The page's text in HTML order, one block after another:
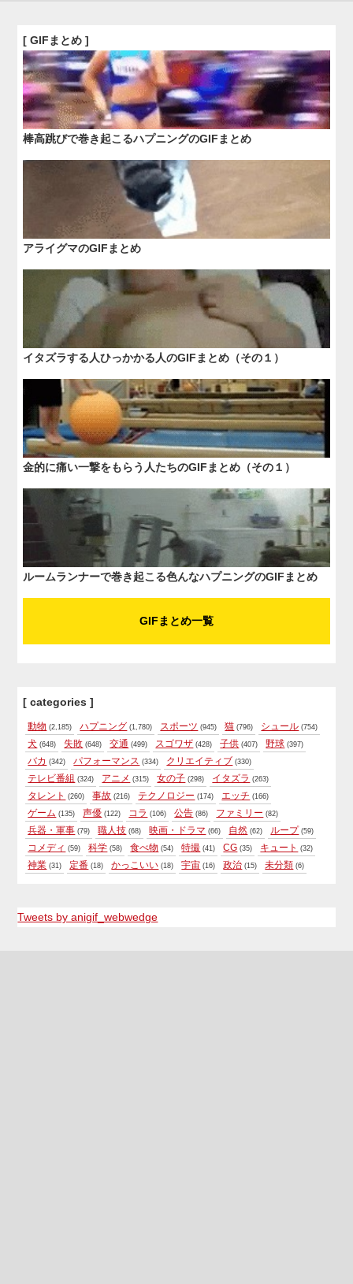
[ GIFまとめ ]
棒高跳びで巻き起こるハプニングのGIFまとめ
アライグマのGIFまとめ
イタズラする人ひっかかる人のGIFまとめ（その１）
金的に痛い一撃をもらう人たちのGIFまとめ（その１）
ルームランナーで巻き起こる色んなハプニングのGIFまとめ
GIFまとめ一覧
[ categories ]
動物 (2,185) ハプニング (1,780) スポーツ (945) 猫 (796) シュール (754)
犬 (648) 失敗 (648) 交通 (499) スゴワザ (428) 子供 (407) 野球 (397)
バカ (342) パフォーマンス (334) クリエイティブ (330)
テレビ番組 (324) アニメ (315) 女の子 (298) イタズラ (263)
タレント (260) 事故 (216) テクノロジー (174) エッチ (166)
ゲーム (135) 声優 (122) コラ (106) 公告 (86) ファミリー (82)
兵器・軍事 (79) 職人技 (68) 映画・ドラマ (66) 自然 (62) ループ (59)
コメディ (59) 科学 (58) 食べ物 (54) 特撮 (41) CG (35) キュート (32)
神業 (31) 定番 (18) かっこいい (18) 宇宙 (16) 政治 (15) 未分類 (6)
Tweets by anigif_webwedge